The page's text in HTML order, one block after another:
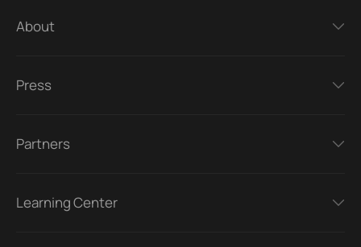
About
Press
Partners
Learning Center